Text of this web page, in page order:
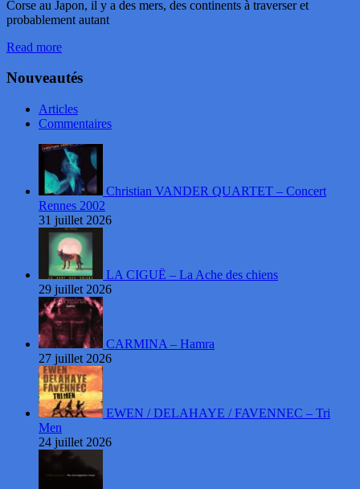
Corse au Japon, il y a des mers, des continents à traverser et
probablement autant
Read more
Nouveautés
Articles
Commentaires
Christian VANDER QUARTET – Concert
Rennes 2002
31 juillet 2026
LA CIGUË – La Ache des chiens
29 juillet 2026
CARMINA – Hamra
27 juillet 2026
EWEN / DELAHAYE / FAVENNEC – Tri
Men
24 juillet 2026